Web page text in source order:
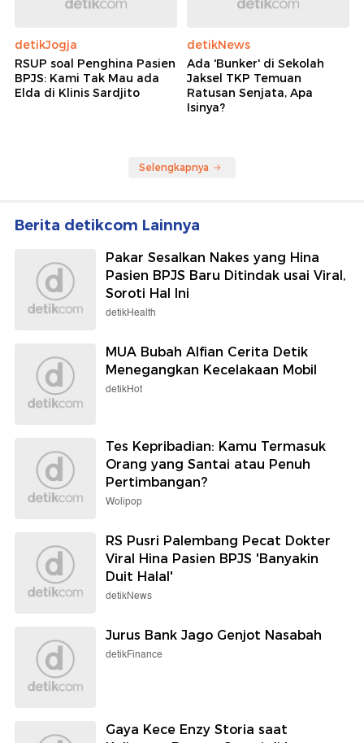
detikJogja
RSUP soal Penghina Pasien
BPJS: Kami Tak Mau ada
Elda di Klinis Sardjito
detikNews
Ada 'Bunker' di Sekolah
Jaksel TKP Temuan
Ratusan Senjata, Apa
Isinya?
Selengkapnya
Berita detikcom Lainnya
Pakar Sesalkan Nakes yang Hina
Pasien BPJS Baru Ditindak usai Viral,
Soroti Hal Ini
detikHealth
MUA Bubah Alfian Cerita Detik
Menegangkan Kecelakaan Mobil
detikHot
Tes Kepribadian: Kamu Termasuk
Orang yang Santai atau Penuh
Pertimbangan?
Wolipop
RS Pusri Palembang Pecat Dokter
Viral Hina Pasien BPJS 'Banyakin
Duit Halal'
detikNews
Jurus Bank Jago Genjot Nasabah
detikFinance
Gaya Kece Enzy Storia saat